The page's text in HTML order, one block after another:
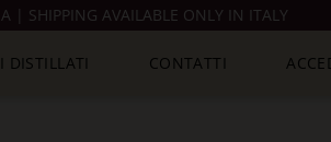
| SHIPPING AVAILABLE ONLY IN ITALY
DISTILLATI CONTATTI